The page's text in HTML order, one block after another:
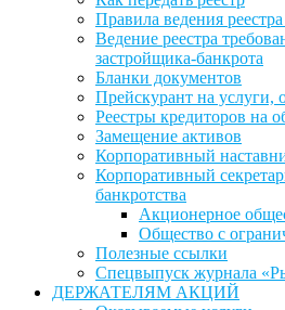
Правила ведения
Ведение реестра
застройщика-банкрота
Бланки документов
Прейскурант на услуги,
Реестры кредиторов на
Замещение активов
Корпоративный
Корпоративный
банкротства
Акционерное
Общество с
Полезные ссылки
Спецвыпуск журнала
ДЕРЖАТЕЛЯМ АКЦИЙ